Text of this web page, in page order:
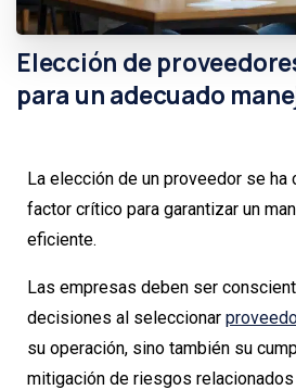
Elección de
para unadecuado
La elección de un proveedor se ha
factor crítico para garantizar un
eficiente.
Las empresas deben ser
decisiones al seleccionar
su operación, sino también su
mitigación de riesgos